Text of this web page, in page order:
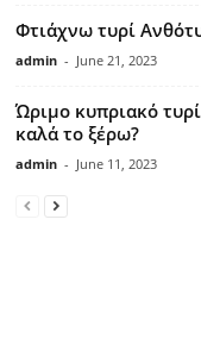
Φτιάχνω τυρί
admin - June 21, 2023
Ώριμο κυπριακό
καλά το ξέρω?
admin - June 11, 2023